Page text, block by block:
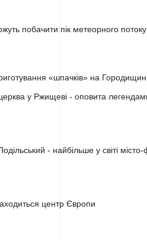
побачити пік метеорного
«шпачків» на
у Ржищеві - оповита
- найбільше у світі
центр Європи